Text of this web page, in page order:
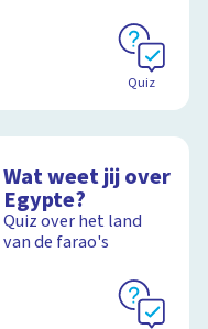
Quiz
Wat weet jij over
Egypte?
Quiz over het land
van de farao's